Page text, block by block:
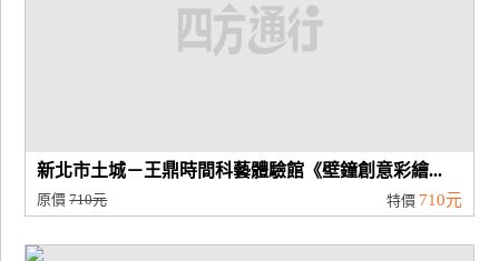
新北市土城－王鼎時間科藝體驗館《壁鐘創意彩繪...
原價710元 特價 710元